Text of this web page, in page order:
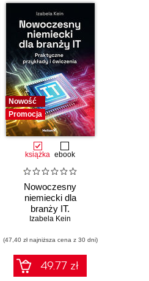
Nowość
Promocja
książka ebook
Nowoczesny
niemiecki dla
branży IT.
Praktyczne
ćwiczenia
Izabela Kein
(47,40 zł najniższa cena z 30 dni)
49.77 zł